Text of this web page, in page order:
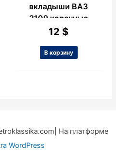
вкладыши ВАЗ
2109 коренные
0.05
12 $
В корзину
На платформе
WordPress